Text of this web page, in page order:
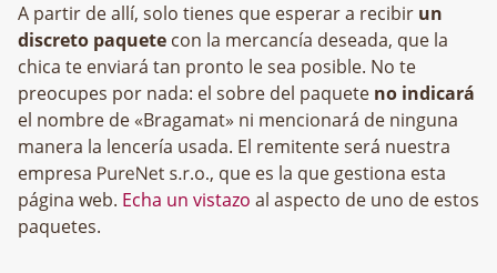
A partir de allí, solo tienes que esperar a recibir un
discreto paquete con la mercancía deseada, que la
chica te enviará tan pronto le sea posible. No te
preocupes por nada: el sobre del paquete no indicará
el nombre de «Bragamat» ni mencionará de ninguna
manera la lencería usada. El remitente será nuestra
empresa
, que es la que gestiona esta
página web. Echa un vistazo al aspecto de uno de estos
paquetes.